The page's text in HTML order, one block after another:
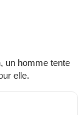
un homme tente
elle.